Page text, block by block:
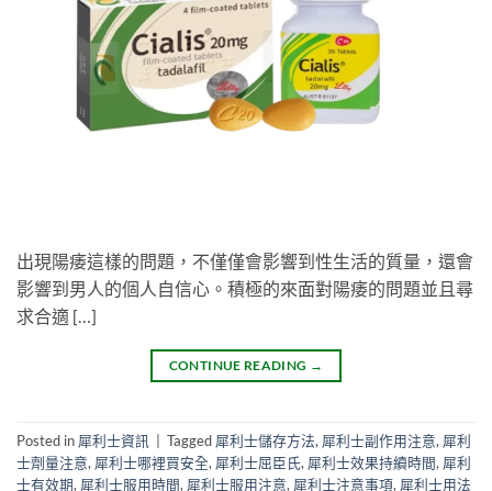
出現陽痿這樣的問題，不僅僅會影響到性生活的質量，還會
影響到男人的個人自信心。積極的來面對陽痿的問題並且尋
求合適 […]
CONTINUE READING →
Posted in 犀利士資訊 Tagged 犀利士儲存方法, 犀利士副作用注意, 犀利
士劑量注意, 犀利士哪裡買安全, 犀利士屈臣氏, 犀利士效果持續時間, 犀利
士有效期, 犀利士服用時間, 犀利士服用注意, 犀利士注意事項, 犀利士用法